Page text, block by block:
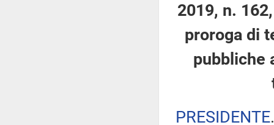
2019, n.
proroga di
pubbliche
PRESIDENTE